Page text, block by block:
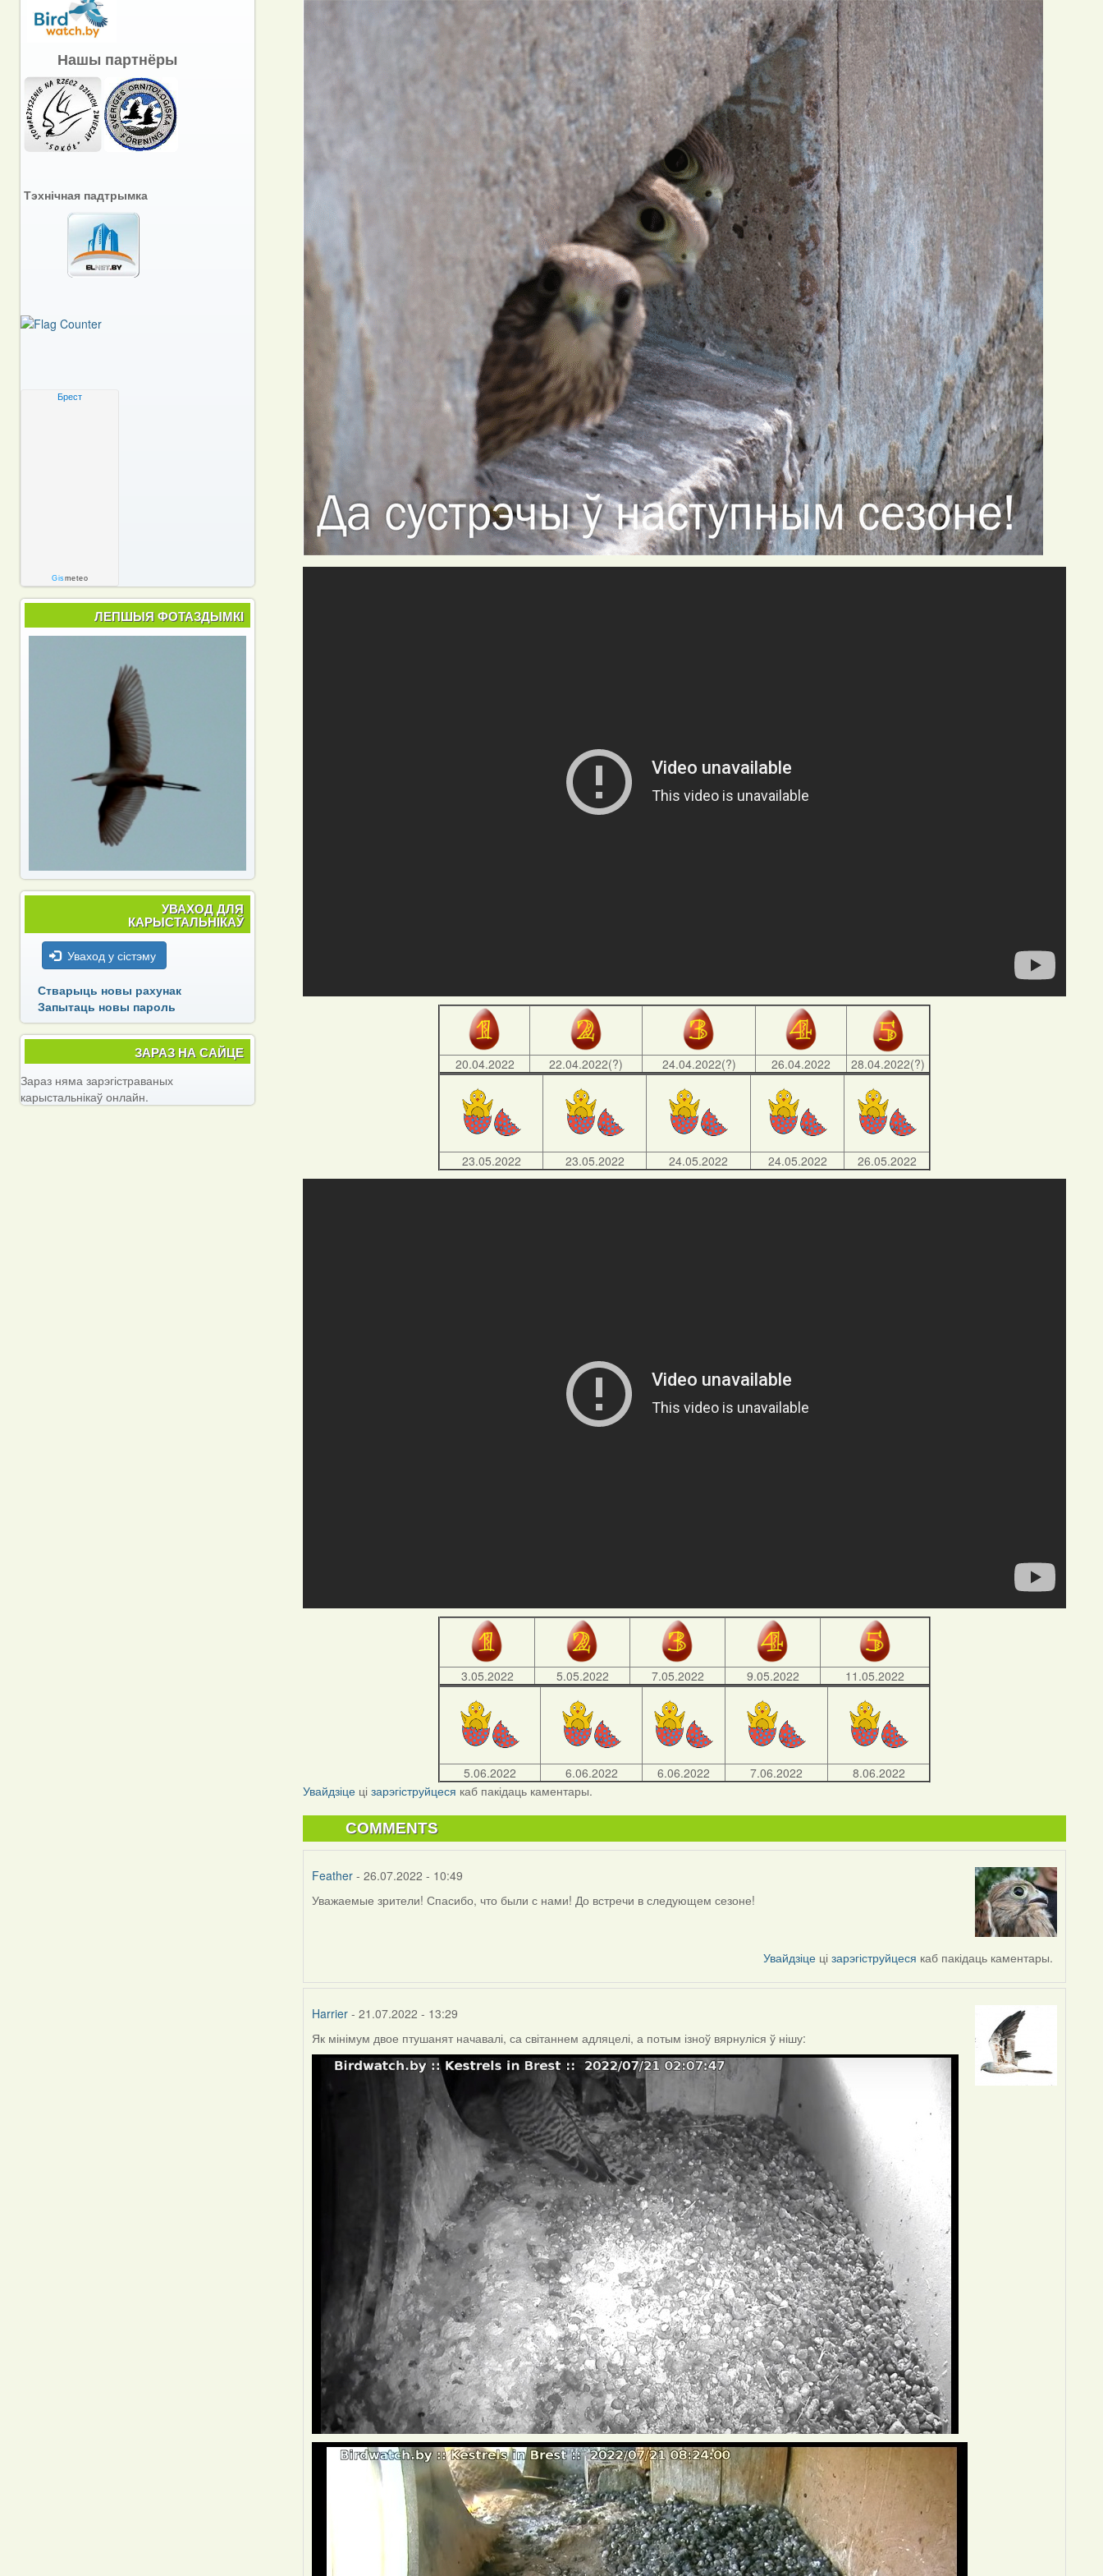
20.04.2022 22.04.2022(?) 24.04.2022(?) 26.04.2022 28.04.2022(?)
23.05.2022 23.05.2022 24.05.2022 24.05.2022 26.05.2022
3.05.2022 5.05.2022 7.05.2022 9.05.2022 11.05.2022
5.06.2022 6.06.2022 6.06.2022 7.06.2022
8.06.2022
Увайдзіце цізарэгіструйцеся каб пакідаць каментары.
COMMENTS
Feather - 26.07.2022 - 10:49
Уважаемые зрители! Спасибо, что были с нами! До встречи в следующем сезоне!
Увайдзіце цізарэгіструйцеся каб пакідаць каментары.
Harrier - 21.07.2022 - 13:29
Як мінімум двое птушанят начавалі, са світаннем адляцелі, а потым ізноў вярнуліся ў нішу:
Нашы партнёры
Тэхнічная падтрымка
Брест
Gismeteo
ЛЕПШЫЯ ФОТАЗДЫМКІ
УВАХОД ДЛЯ
КАРЫСТАЛЬНІКАЎ
Уваход у сістэму
Стварыць новы рахунак
Запытаць новы пароль
ЗАРАЗ НА САЙЦЕ
Зараз няма зарэгістраваных
карыстальнікаў онлайн.